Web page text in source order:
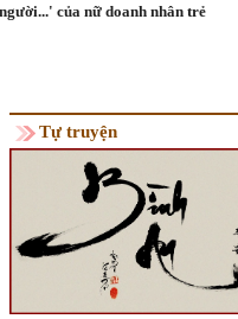
của nữ doanh nhân trẻ
Tự truyện
Trình Tiệc Chay Thiện